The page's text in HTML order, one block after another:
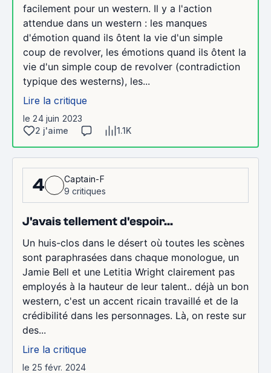
facilement pour un western. Il y a l'action
attendue dans un western : les manques
d'émotion quand ils ôtent la vie d'un simple
coup de revolver, les émotions quand ils ôtent la
vie d'un simple coup de revolver (contradiction
typique des westerns), les...
Lire la critique
le 24 juin 2023
2 j'aime
1.1K
4
Captain-F
9 critiques
J'avais tellement d'espoir...
Un huis-clos dans le désert où toutes les scènes
sont paraphrasées dans chaque monologue, un
Jamie Bell et une Letitia Wright clairement pas
employés à la hauteur de leur talent.. déjà un bon
western, c'est un accent ricain travaillé et de la
crédibilité dans les personnages. Là, on reste sur
des...
Lire la critique
le 25 févr. 2024